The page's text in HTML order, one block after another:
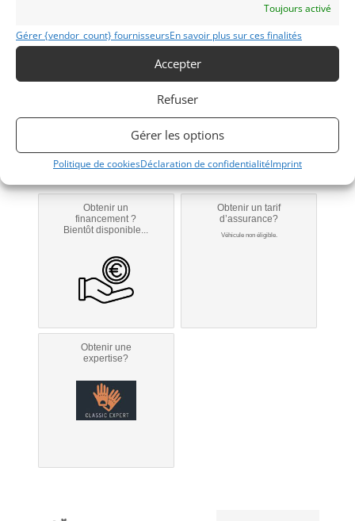
Toujours activé
Gérer {vendor_count} fournisseursEn savoir plus sur ces finalités
Accepter
Refuser
Gérer les options
Politique de cookiesDéclaration de confidentialitéImprint
1973
Reims
Modifier mon annonce
Obtenir un
financement ?
Bientôt disponible...
Obtenir un tarif
d’assurance?
Véhicule non éligible.
Obtenir une
expertise?